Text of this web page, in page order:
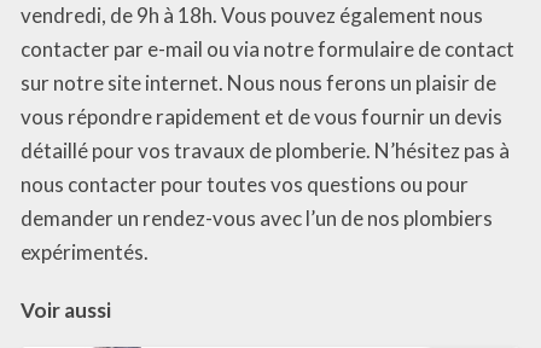
vendredi, de 9h à 18h. Vous pouvez également nous
contacter par e-mail ou via notre formulaire de contact
sur notre site internet. Nous nous ferons un plaisir de
vous répondre rapidement et de vous fournir un devis
détaillé pour vos travaux de plomberie. N’hésitez pas à
nous contacter pour toutes vos questions ou pour
demander un rendez-vous avec l’un de nos plombiers
expérimentés.
Voir aussi